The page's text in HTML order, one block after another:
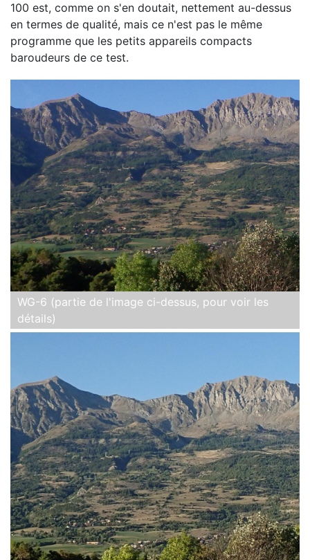
100 est, comme on s'en doutait, nettement au-dessus
en termes de qualité, mais ce n'est pas le même
programme que les petits appareils compacts
baroudeurs de ce test.
WG-6 (partie de l'image ci-dessus, pour voir les
détails)